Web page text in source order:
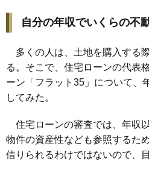
自分の年収でいくらの不
多くの人は、土地を購入する
る。そこで、住宅ローンの代表
ーン「フラット35」について、
してみた。
住宅ローンの審査では、年収
物件の資産性なども参照するた
借りられるわけではないので、